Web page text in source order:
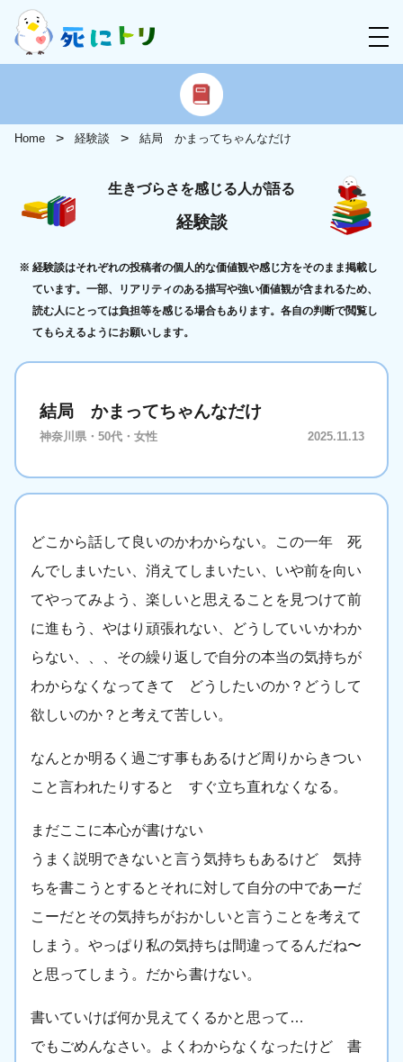
Home 経験談 結局 かまってちゃんなだけ
生きづらさを感じる人が語る
経験談
経験談はそれぞれの投稿者の個人的な価値観や感じ方をそのまま掲載し
ています。一部、リアリティのある描写や強い価値観が含まれるため、
読む人にとっては負担等を感じる場合もあります。各自の判断で閲覧し
てもらえるようにお願いします。
結局 かまってちゃんなだけ
神奈川県・50代・女性 2025.11.13
どこから話して良いのかわからない。この一年 死
んでしまいたい、消えてしまいたい、いや前を向い
てやってみよう、楽しいと思えることを見つけて前
に進もう、やはり頑張れない、どうしていいかわか
らない、、、その繰り返しで自分の本当の気持ちが
わからなくなってきて どうしたいのか？どうして
欲しいのか？と考えて苦しい。
なんとか明るく過ごす事もあるけど周りからきつい
こと言われたりすると すぐ立ち直れなくなる。
まだここに本心が書けない
うまく説明できないと言う気持ちもあるけど 気持
ちを書こうとするとそれに対して自分の中であーだ
こーだとその気持ちがおかしいと言うことを考えて
しまう。やっぱり私の気持ちは間違ってるんだね〜
と思ってしまう。だから書けない。
書いていけば何か見えてくるかと思って…
でもごめんなさい。よくわからなくなったけど 書